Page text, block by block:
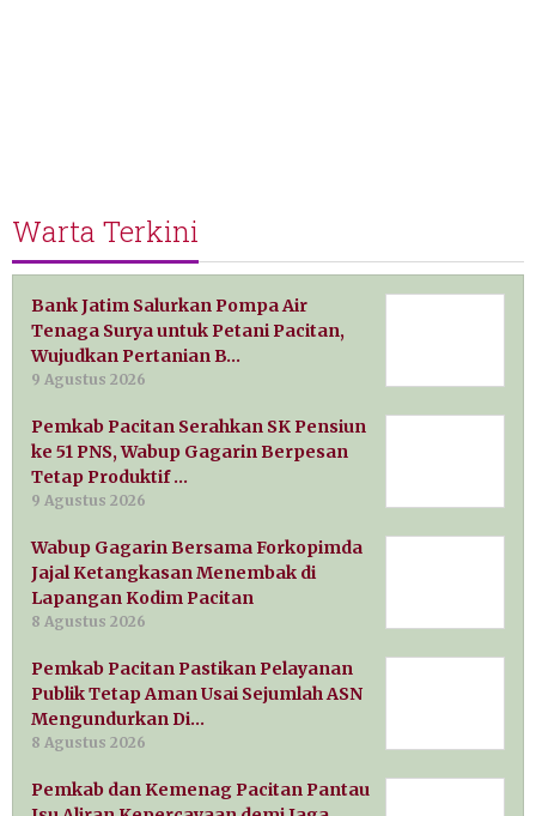
Warta Terkini
Bank Jatim Salurkan Pompa Air
Tenaga Surya untuk Petani Pacitan,
Wujudkan Pertanian B…
9 Agustus 2026
Pemkab Pacitan Serahkan SK Pensiun
ke 51 PNS, Wabup Gagarin Berpesan
Tetap Produktif …
9 Agustus 2026
Wabup Gagarin Bersama Forkopimda
Jajal Ketangkasan Menembak di
Lapangan Kodim Pacitan
8 Agustus 2026
Pemkab Pacitan Pastikan Pelayanan
Publik Tetap Aman Usai Sejumlah ASN
Mengundurkan Di…
8 Agustus 2026
Pemkab dan Kemenag Pacitan Pantau